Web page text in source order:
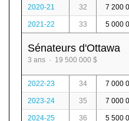
2020-21 32 7 200
2021-22 33 5 000
Sénateurs d'Ottawa
3 ans · 19 500 000 $
2022-23 34 7 000
2023-24 35 7 000
2024-25 36 5 500